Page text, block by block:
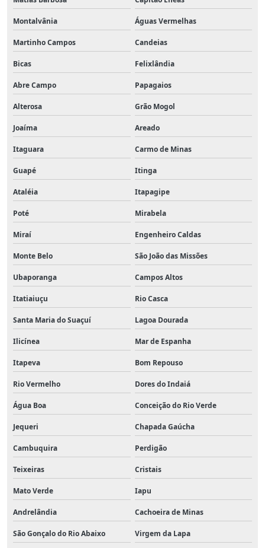
Montalvânia Águas Vermelhas
Martinho Campos Candeias
Bicas Felixlândia
Abre Campo Papagaios
Alterosa Grão Mogol
Joaíma Areado
Itaguara Carmo de Minas
Guapé Itinga
Ataléia Itapagipe
Poté Mirabela
Miraí Engenheiro Caldas
Monte Belo São João das Missões
Ubaporanga Campos Altos
Itatiaiuçu Rio Casca
Santa Maria do Suaçuí Lagoa Dourada
Ilicínea Mar de Espanha
Itapeva Bom Repouso
Rio Vermelho Dores do Indaiá
Água Boa Conceição do Rio Verde
Jequeri Chapada Gaúcha
Cambuquira Perdigão
Teixeiras Cristais
Mato Verde Iapu
Andrelândia Cachoeira de Minas
São Gonçalo do Rio Abaixo Virgem da Lapa